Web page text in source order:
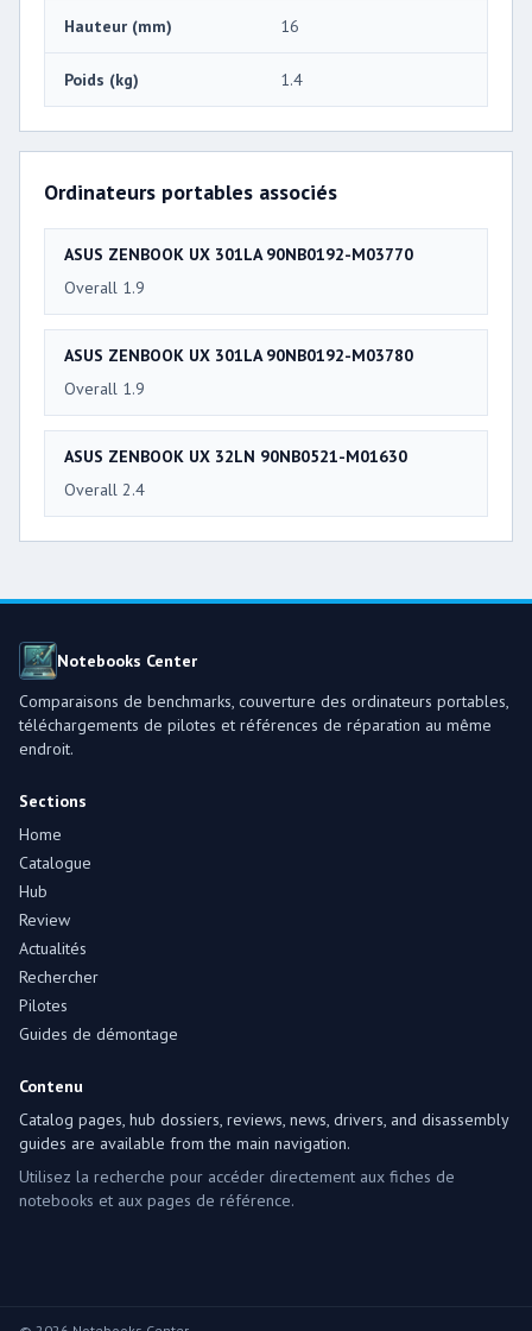
Hauteur (mm) 16
Poids (kg) 1.4
Ordinateurs portables associés
ASUS ZENBOOK UX 301LA 90NB0192-M03770
Overall 1.9
ASUS ZENBOOK UX 301LA 90NB0192-M03780
Overall 1.9
ASUS ZENBOOK UX 32LN 90NB0521-M01630
Overall 2.4
Notebooks Center
Comparaisons de benchmarks, couverture des ordinateurs portables,
téléchargements de pilotes et références de réparation au même
endroit.
Sections
Home
Catalogue
Hub
Review
Actualités
Rechercher
Pilotes
Guides de démontage
Contenu
Catalog pages, hub dossiers, reviews, news, drivers, and disassembly
guides are available from the main navigation.
Utilisez la recherche pour accéder directement aux fiches de
notebooks et aux pages de référence.